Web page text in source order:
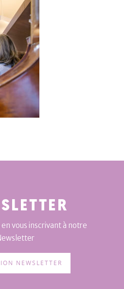
vous inscrivant à notre
NEWSLETTER